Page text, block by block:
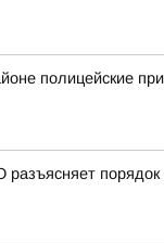
полицейские
порядок